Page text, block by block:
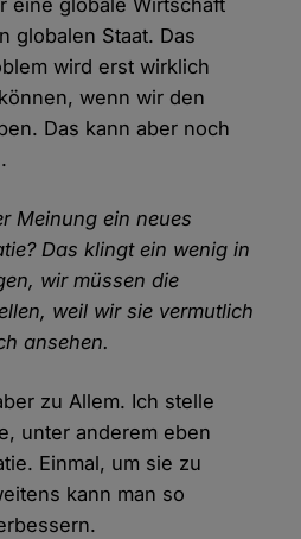
eine globale Wirtschaft
globalen Staat. Das
wird erst wirklich
wenn wir den
Das kann aber noch
Meinung ein neues
Das klingt ein wenig in
wir müssen die
weil wir sie vermutlich
ansehen.
zu Allem. Ich stelle
unter anderem eben
Einmal, um sie zu
kann man so